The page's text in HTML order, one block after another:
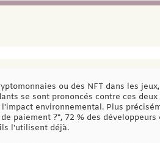
ou des NFT dans les
se sont prononcés contre ces
environnemental. Plus
paiement ?", 72 % des développeurs
l'utilisent déjà.